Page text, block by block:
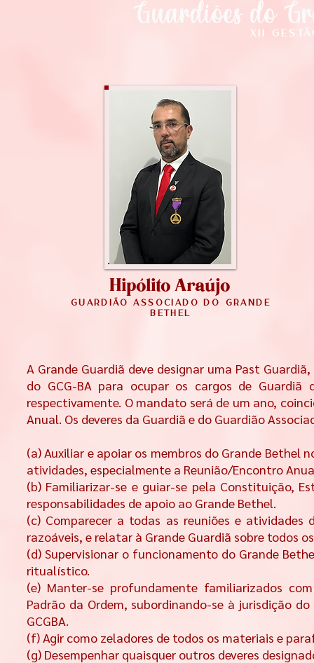
Guardiões do
XII
I
Hipólito Araújo
guardião associado
do Grande
Bethel
A Grande Guardiã deve designar uma Past
do GCG-BA para ocupar os cargos de Guardiã
respectivamente. O mandato será de um ano,
Anual. Os deveres da Guardiã e do Guardião
(a) Auxiliar e apoiar os membros do Grande Bethel
atividades, especialmente a Reunião/Encontro
(b) Familiarizar-se e guiar-se pela Constituição,
responsabilidades de apoio ao Grande Bethel.
(c) Comparecer a todas as reuniões e
razoáveis, e relatar à Grande Guardiã sobre todos
(d) Supervisionar o funcionamento do Grande
ritualístico.
(e) Manter-se profundamente familiarizados
Padrão da Ordem, subordinando-se à jurisdição
GCGBA.
(f) Agir como zeladores de todos os materiais e
(g) Desempenhar quaisquer outros deveres